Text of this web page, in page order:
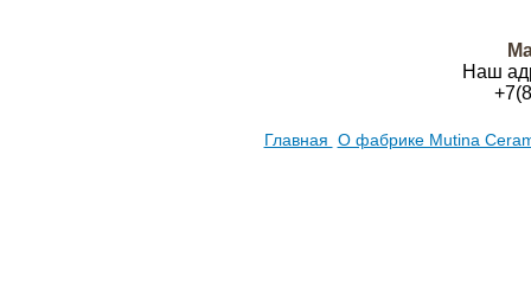
Наш
Главная О фабрике Mutina